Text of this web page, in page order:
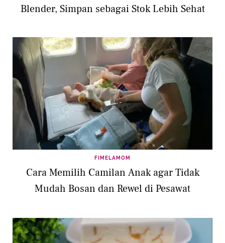
Blender, Simpan sebagai Stok Lebih Sehat
FIMELAMOM
Cara Memilih Camilan Anak agar Tidak
Mudah Bosan dan Rewel di Pesawat